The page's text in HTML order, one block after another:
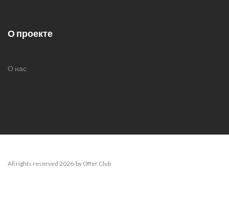
О проекте
О нас
All rights reserved 2026-by Offer Club